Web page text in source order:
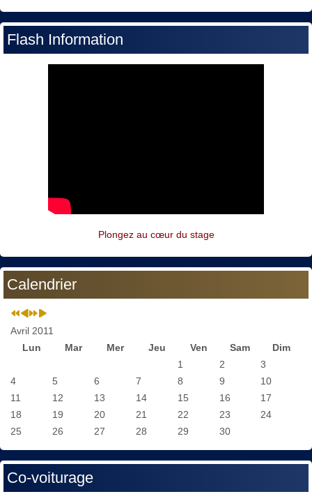
Flash Information
Plongez au cœur du stage
Calendrier
Avril 2011
Lun
Mar Mer Jeu Ven Sam
Dim
1
2
3
4
5 6 7 8 9
10
11
12 13 14 15 16
17
18
19 20 21 22 23
24
25
26 27 28 29 30
Co-voiturage